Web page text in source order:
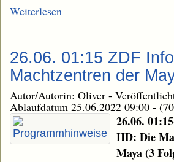
Weiterlesen
26.06. 01:15 ZDF
Machtzentren der
Autor/Autorin: Oliver -
Ablaufdatum 25.06.2022 09:00 -
26.06.
HD: Die
Maya (3